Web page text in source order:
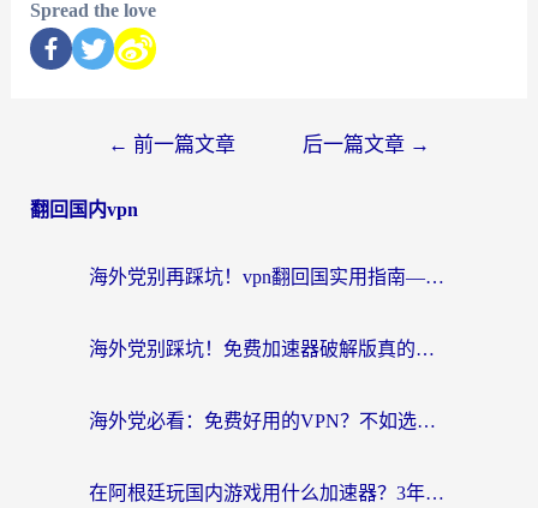
Spread the love
← 前一篇文章 后一篇文章 →
翻回国内vpn
海外党别再踩坑！vpn翻回国实用指南——选对加速器，国内资源无缝用
海外党别踩坑！免费加速器破解版真的能用？教你无缝访问国内资源的正确姿势
海外党必看：免费好用的VPN？不如选对转国内加速器实现无缝追剧
在阿根廷玩国内游戏用什么加速器？3年海外党亲测实用指南